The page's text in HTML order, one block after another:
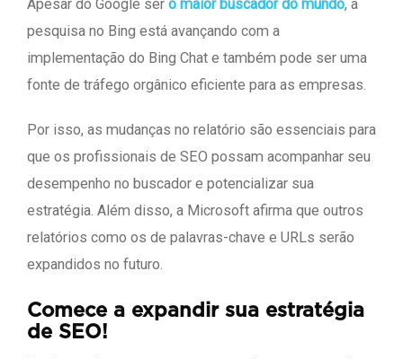
Apesar do Google ser o maior buscador do mundo, a
pesquisa no Bing está avançando com a
implementação do Bing Chat e também pode ser uma
fonte de tráfego orgânico eficiente para as empresas.
Por isso, as mudanças no relatório são essenciais para
que os profissionais de SEO possam acompanhar seu
desempenho no buscador e potencializar sua
estratégia. Além disso, a Microsoft afirma que outros
relatórios como os de palavras-chave e URLs serão
expandidos no futuro.
Comece a expandir sua estratégia
de SEO!